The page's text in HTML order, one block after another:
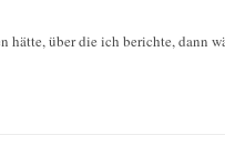
über die ich berichte, dann